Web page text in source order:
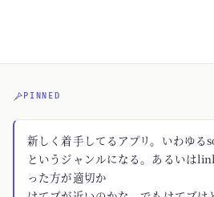
PINNED
新しく着手してるアプリ。いわゆ
というジャンルになる。あるいは
った方が適切か